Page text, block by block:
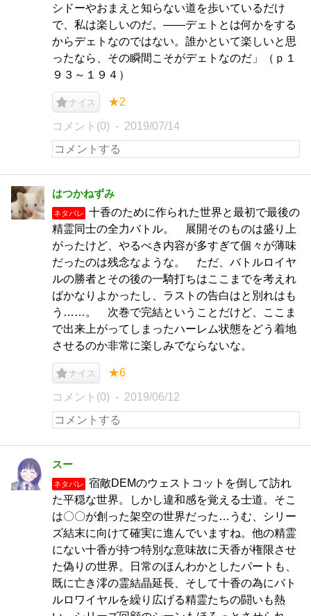
シドーやおまえと知らない道を歩いているだけ
で、私は楽しいのだ。――デェトとは何かをする
からデェトなのではない。誰かといて楽しいと思
ったなら、その瞬間こそがデェトなのだ」（ｐ１
９３～１９４）
ナイス ★2
コメント(0) 2019/07/14
はつかねずみ
ネタバレ
十香のために作られた世界と最初で最後の
精霊同士の全力バトル。 展開そのものは盛り上
がったけど、やるべき内容が多すぎて個々が薄味
だったのは残念なような。 ただ、バトルロイヤ
ルの勝者とその後の一騎打ちはここまでを考えれ
ばかなりよかったし、ラストの告白はと別れはも
う……。 次巻で完結ということだけど、ここま
で出来上がってしまったハーレム状態をどう着地
させるのか非常に楽しみでならないな。
ナイス ★6
コメント(0) 2019/06/12
スー
ネタバレ
宿敵DEMのウェストコットを倒して訪れ
た平穏な世界。しかし違和感を覚える士道。そこ
は〇〇が創った架空の世界だった…うむ、シリー
ズ結末に向けて確実に進んでいますね。他の精霊
にない十香が持つ特別な意味故に天香が権限させ
た偽りの世界。日常のほんわかとしたパートも、
既に亡き澪の霊結晶延長、そして十香の為にバト
ルロワイヤルを繰り広げる精霊たちの闘いも熱